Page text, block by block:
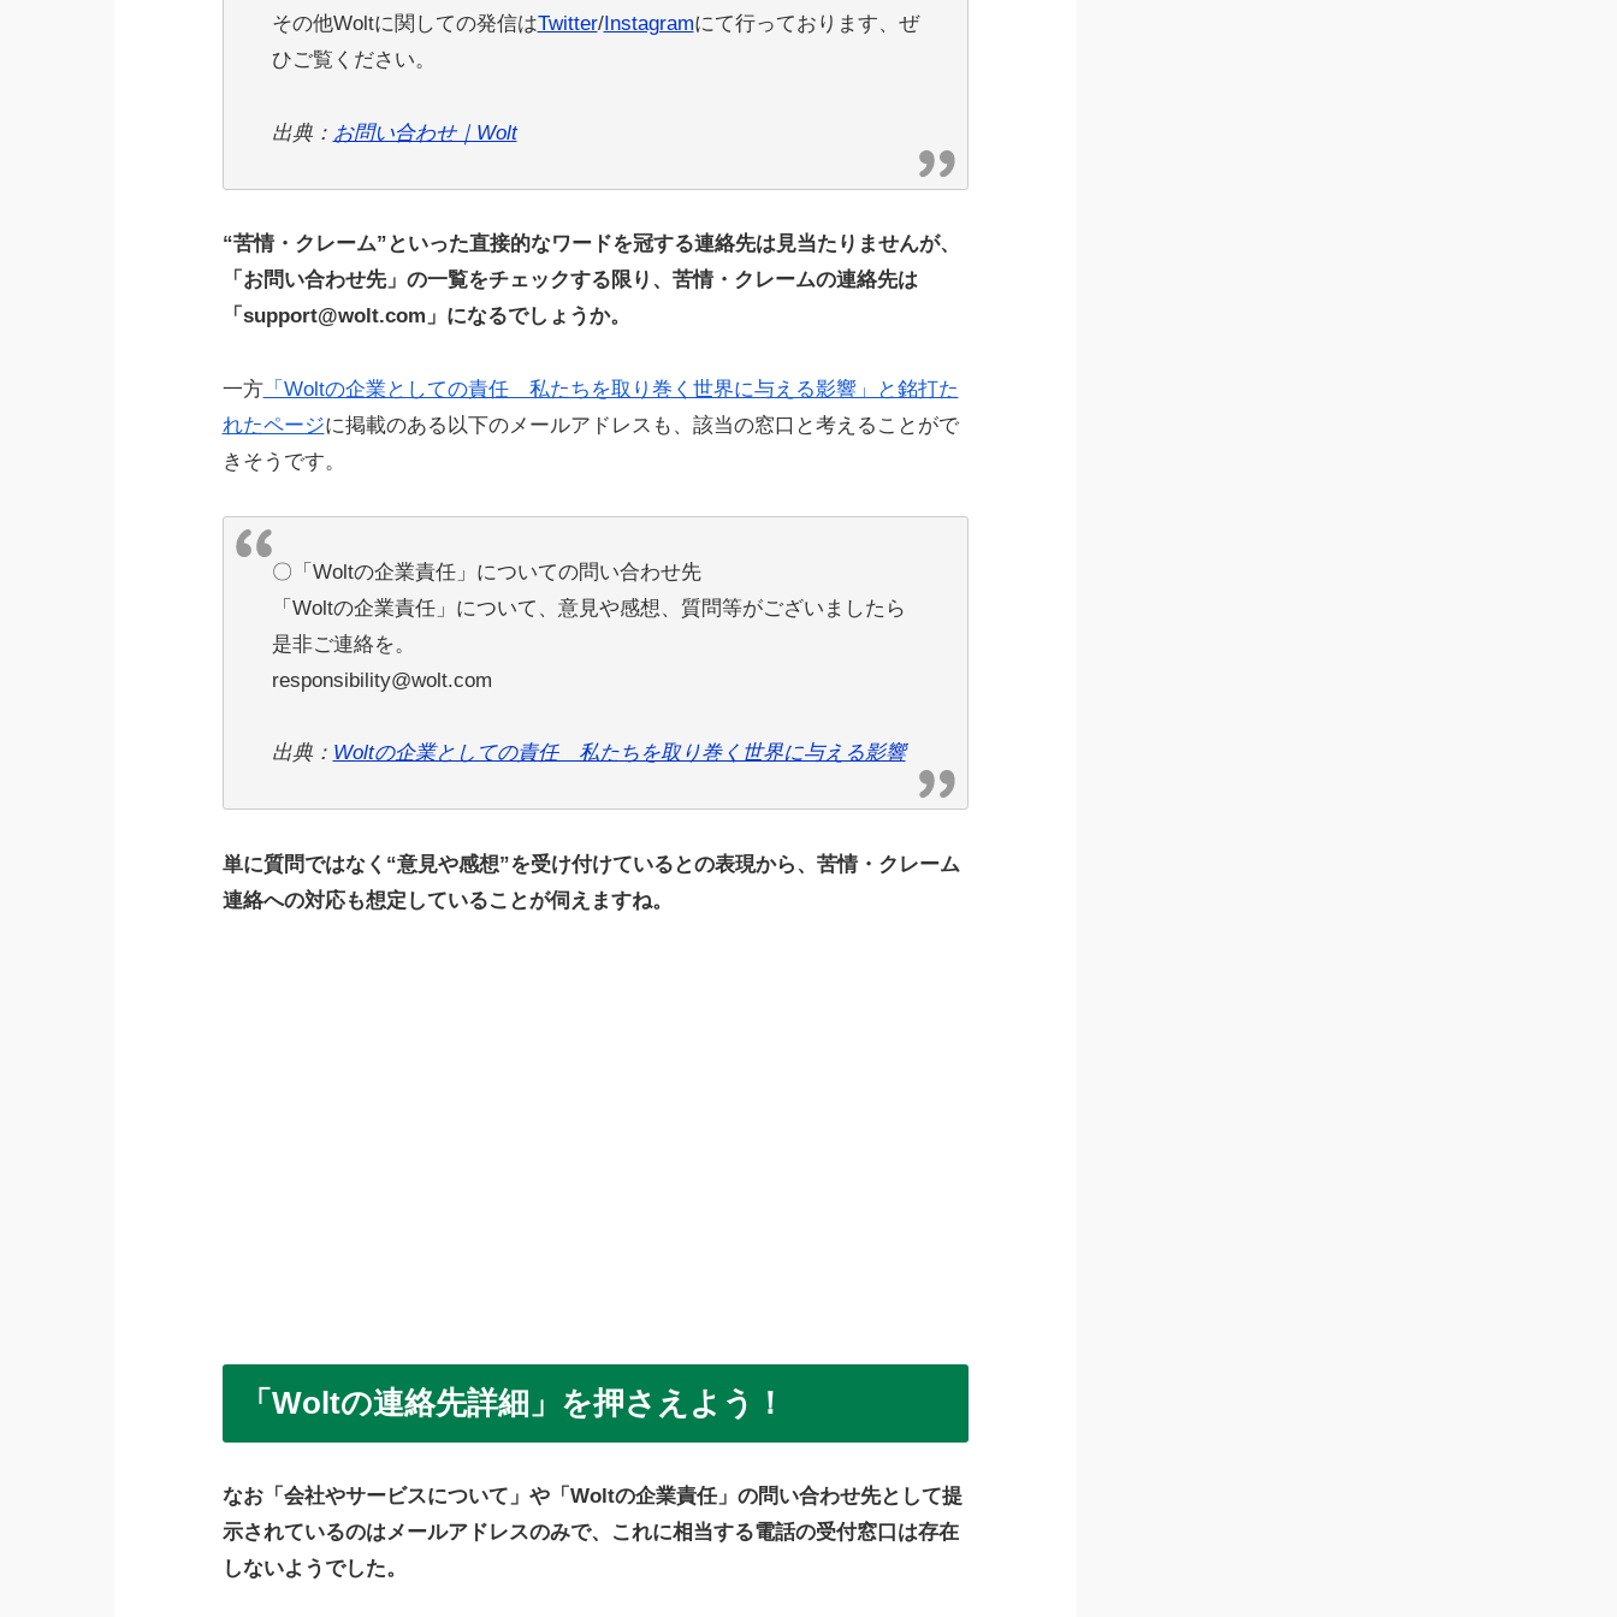
その他Woltに関しての発信はTwitter/Instagramにて行っております、ぜ
ひご覧ください。
出典： お問い合わせ｜Wolt
“苦情・クレーム”といった直接的なワードを冠する連絡先は見当たりませんが、
「お問い合わせ先」の一覧をチェックする限り、苦情・クレームの連絡先は
「support@wolt.com」になるでしょうか。
一方「Woltの企業としての責任 私たちを取り巻く世界に与える影響」と銘打た
れたページに掲載のある以下のメールアドレスも、該当の窓口と考えることがで
きそうです。
〇「Woltの企業責任」についての問い合わせ先
「Woltの企業責任」について、意見や感想、質問等がございましたら
是非ご連絡を。
responsibility@wolt.com
出典： Woltの企業としての責任 私たちを取り巻く世界に与える影響
単に質問ではなく“意見や感想”を受け付けているとの表現から、苦情・クレーム
連絡への対応も想定していることが伺えますね。
「Woltの連絡先詳細」を押さえよう！
なお「会社やサービスについて」や「Woltの企業責任」の問い合わせ先として提
示されているのはメールアドレスのみで、これに相当する電話の受付窓口は存在
しないようでした。